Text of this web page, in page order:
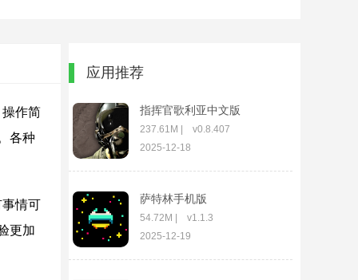
作简
各种
情可
更加
应用推荐
指挥官歌利亚中文版
237.61M | v0.8.407
2025-12-18
萨特林手机版
54.72M | v1.1.3
2025-12-19